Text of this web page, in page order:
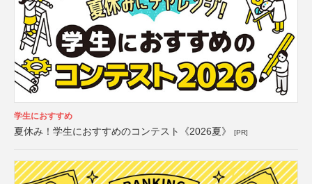
学生におすすめ
夏休み！学生におすすめのコンテスト《2026夏》 [PR]